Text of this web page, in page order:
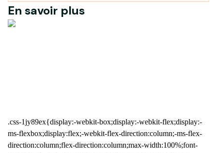
En savoir plus